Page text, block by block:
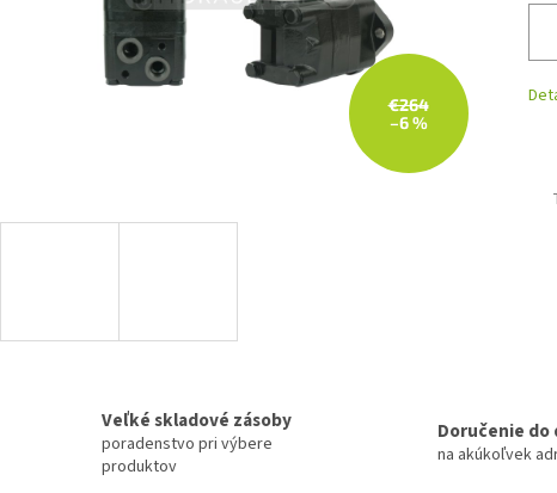
€264
–6 %
Veľké skladové zásoby
poradenstvo pri výbere
produktov
Doručenie do
na akúkoľvek